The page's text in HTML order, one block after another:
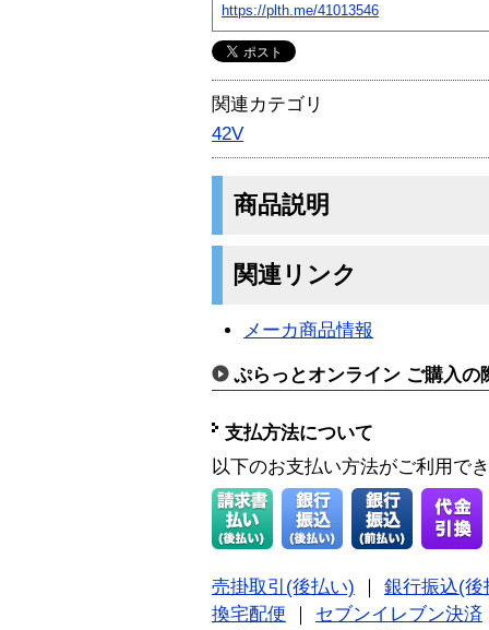
https://plth.me/41013546
関連カテゴリ
42V
商品説明
関連リンク
メーカ商品情報
ぷらっとオンライン ご購入の
支払方法について
以下のお支払い方法がご利用で
売掛取引(後払い)
銀行振込(後
換宅配便
セブンイレブン決済